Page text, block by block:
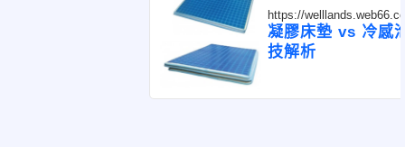
https://
凝膠床墊 vs 冷感
技解析